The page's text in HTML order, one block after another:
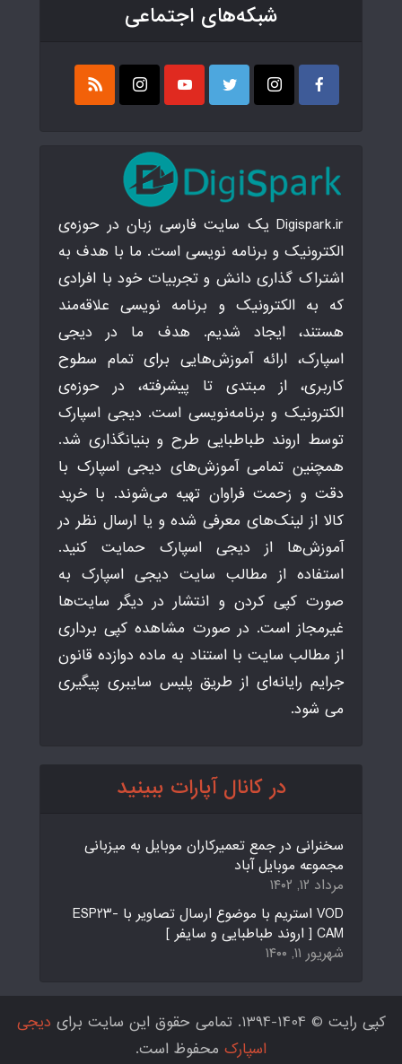
شبکه‌های اجتماعی
Digispark.ir یک سایت فارسی زبان در حوزه‌ی
الکترونیک و برنامه نویسی است. ما با هدف به
اشتراک گذاری دانش و تجربیات خود با افرادی
که به الکترونیک و برنامه نویسی علاقه‌مند
هستند، ایجاد شدیم. هدف ما در دیجی
اسپارک، ارائه آموزش‌هایی برای تمام سطوح
کاربری، از مبتدی تا پیشرفته، در حوزه‌ی
الکترونیک و برنامه‌نویسی است. دیجی اسپارک
توسط اروند طباطبایی طرح و بنیانگذاری شد.
همچنین تمامی آموزش‌های دیجی اسپارک با
دقت و زحمت فراوان تهیه می‌شوند. با خرید
کالا از لینک‌های معرفی شده و یا ارسال نظر در
آموزش‌ها از دیجی اسپارک حمایت کنید.
استفاده از مطالب سایت دیجی اسپارک به
صورت کپی کردن و انتشار در دیگر سایت‌ها
غیرمجاز است. در صورت مشاهده کپی برداری
از مطالب سایت با استناد به ماده دوازده قانون
جرایم رایانه‌ای از طریق پلیس سایبری پیگیری
می شود.
در کانال آپارات ببینید
سخنرانی در جمع تعمیرکاران موبایل به میزبانی
مجموعه موبایل آباد
مرداد ۱۲, ۱۴۰۲
VOD استریم با موضوع ارسال تصاویر با ESP23-
CAM [ اروند طباطبایی و سایفر ]
شهریور ۱۱, ۱۴۰۰
کپی رایت © 1404-1394. تمامی حقوق این سایت برای
دیجی
اسپارک محفوظ است.